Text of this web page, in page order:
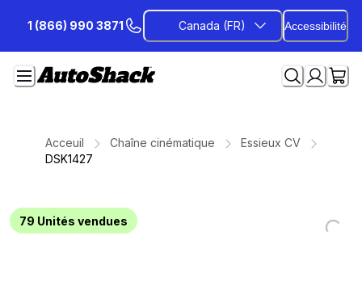
contenu
1 (866) 990 3871 Canada (FR) Accessibilité
Acceuil Chaîne cinématique
Essieux CV
DSK1427
79 Unités vendues